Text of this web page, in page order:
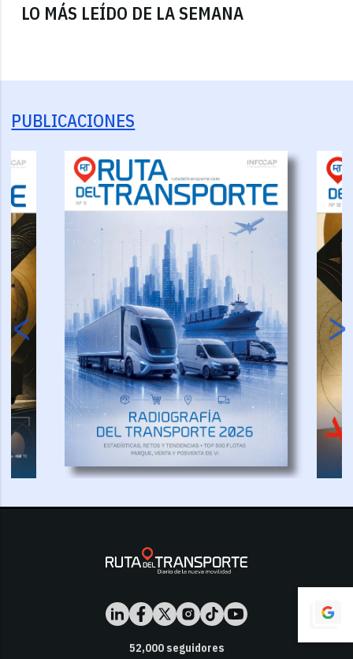
LO MÁS LEÍDO DE LA SEMANA
PUBLICACIONES
52,000seguidores